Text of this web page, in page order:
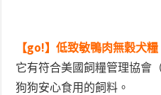
【go!】低致敏鴨肉無穀犬
它有符合美國飼糧管理協會
狗狗安心食用的飼料。